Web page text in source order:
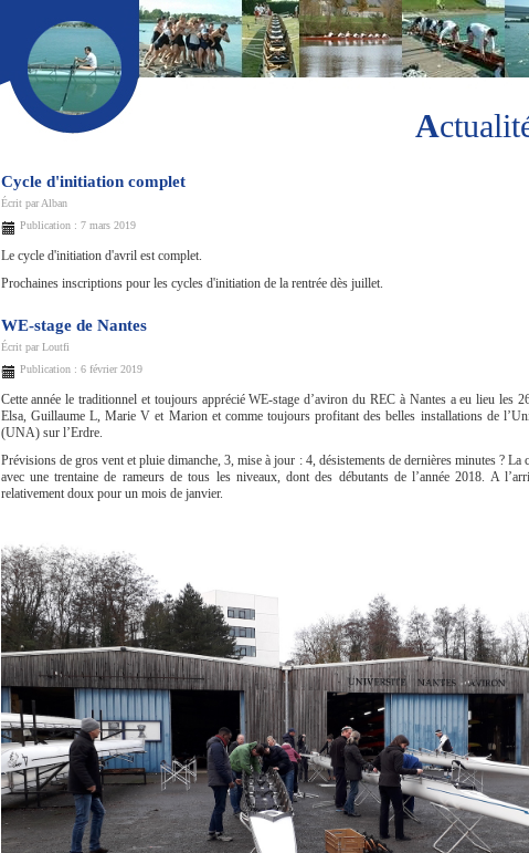
Cycle d'initiation complet
Écrit parAlban
Publication : 7 mars 2019
Le cycle d'initiation d'avril est complet.
Prochaines inscriptions pour les cycles d'initiation de la rentrée dès juillet.
WE-stage de Nantes
Écrit parLoutfi
Publication : 6 février 2019
Cette année le traditionnel et toujours apprécié WE-stage d’aviron du REC à Nantes a eu lieu les
Elsa, Guillaume L, Marie V et Marion et comme toujours profitant des belles installations de
(UNA) sur l’Erdre.
Prévisions de gros vent et pluie dimanche, 3, mise à jour : 4, désistements de dernières minutes ? La
avec une trentaine de rameurs de tous les niveaux, dont des débutants de l’année 2018. A
relativement doux pour un mois de janvier.